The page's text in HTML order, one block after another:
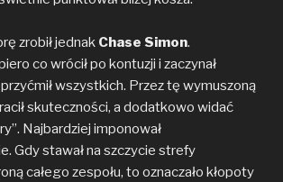
zrobił jednak Chase Simon.
co wrócił po kontuzji i zaczynał
przyćmił wszystkich. Przez tę wymuszoną
skuteczności, a dodatkowo widać
Najbardziej imponował
Gdy stawał na szczycie strefy
całego zespołu, to oznaczało kłopoty